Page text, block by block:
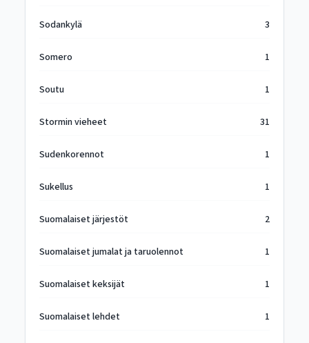
Sodankylä 3
Somero 1
Soutu 1
Stormin vieheet 31
Sudenkorennot 1
Sukellus 1
Suomalaiset järjestöt 2
Suomalaiset jumalat ja taruolennot 1
Suomalaiset keksijät 1
Suomalaiset lehdet 1